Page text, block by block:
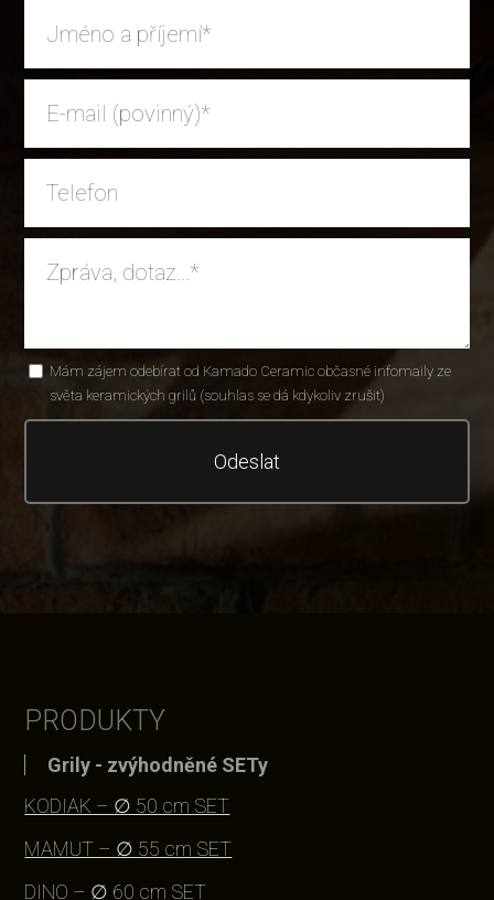
Mám zájem odebírat od Kamado Ceramic občasné infomaily ze
světa keramických grilů (souhlas se dá kdykoliv zrušit)
Odeslat
PRODUKTY
Grily - zvýhodněné SETy
KODIAK – ∅ 50 cm SET
MAMUT – ∅ 55 cm SET
DINO – ∅ 60 cm SET